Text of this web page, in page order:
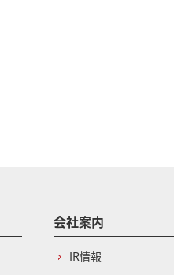
会社案内
IR情報